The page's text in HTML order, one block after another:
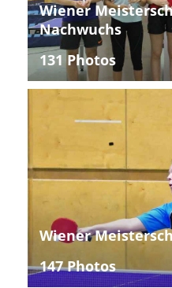
Wiener
Nachwuchs
131 Photos
Wiener
147 Photos